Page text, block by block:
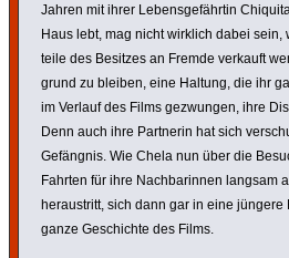
Jahren mit ihrer Lebens­ge­fährtin
Haus lebt, mag nicht wirklich dabei
teile des Besitzes an Fremde verkauft
grund zu bleiben, eine Haltung, die ihr
im Verlauf des Films gezwungen, ihre
Denn auch ihre Partnerin hat sich
Gefängnis. Wie Chela nun über die
Fahrten für ihre Nach­ba­rinnen langsam
heraus­tritt, sich dann gar in eine
ganze Geschichte des Films.